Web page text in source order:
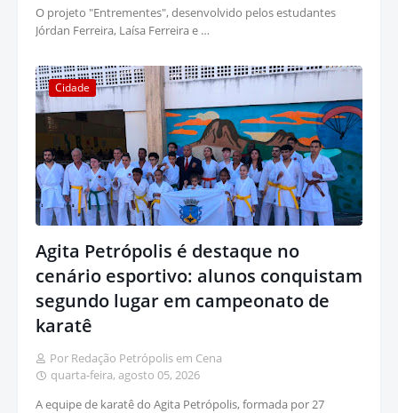
O projeto "Entrementes", desenvolvido pelos estudantes
Jórdan Ferreira, Laísa Ferreira e …
Cidade
Agita Petrópolis é destaque no
cenário esportivo: alunos conquistam
segundo lugar em campeonato de
karatê
Por Redação Petrópolis em Cena
quarta-feira, agosto 05, 2026
A equipe de karatê do Agita Petrópolis, formada por 27